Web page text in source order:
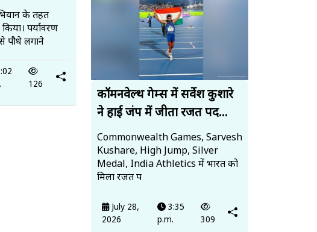
के तहत
पर्यावरण
पौधे लगाने
126
कॉमनवेल्थ गेम्स में सर्वेश कुशारे
ने हाई जंप में जीता रजत पद...
Commonwealth Games, Sarvesh
Kushare, High Jump, Silver
Medal, India Athletics में भारत को
मिला रजत प
July 28,
2026
3:35
p.m.
309